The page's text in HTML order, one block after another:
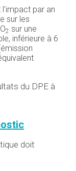
l'impact par an
sur les
2 sur une
inférieure à 6
du DPE à
doit